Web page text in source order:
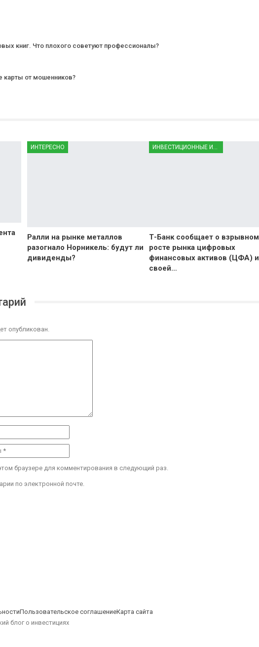
книг. Что плохого советуют профессионалы?
карты от мошенников?
ИНТЕРЕСНО
Ралли на рынке металлов
разогнало Норникель: будут ли
дивиденды?
ИНВЕСТИЦИОННЫЕ ИНСТРУМЕНТЫ
Т-Банк сообщает о взрывном
росте рынка цифровых
финансовых активов (ЦФА) и
своей…
опубликован.
браузере для комментирования в следующий раз.
по электронной почте.
Пользовательское соглашениеКарта сайта
блог о инвестициях